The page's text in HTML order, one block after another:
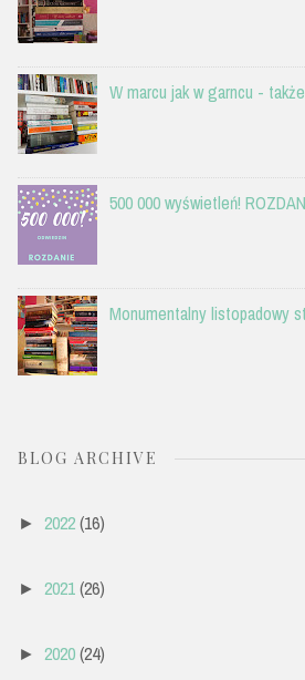
W marcu jak w garncu -
500 000 wyświetleń!
Monumentalny listopadowy
BLOG ARCHIVE
► 2022(16)
► 2021(26)
► 2020(24)